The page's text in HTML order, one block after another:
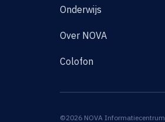
Onderwijs
Over NOVA
Colofon
©2026 NOVA Informatiecentrum